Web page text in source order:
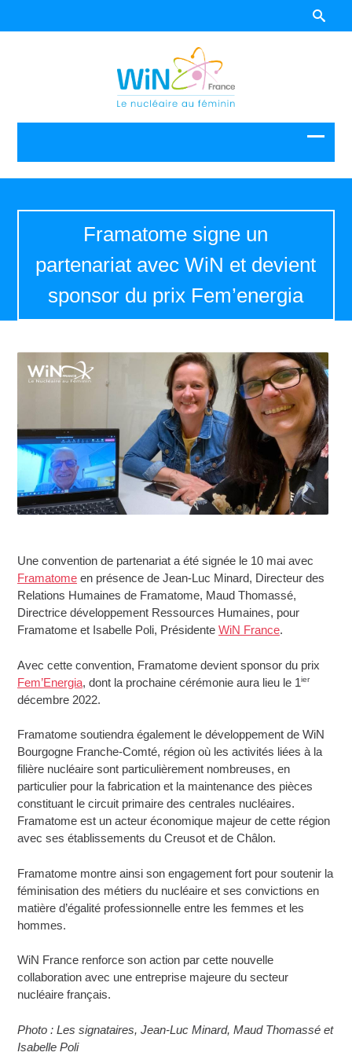
Framatome signe un
partenariat avec WiN et devient
sponsor du prix Fem’energia
Une convention de partenariat a été signée le 10 mai avec
Framatome en présence de Jean-Luc Minard, Directeur des
Relations Humaines de Framatome, Maud Thomassé,
Directrice développement Ressources Humaines, pour
Framatome et Isabelle Poli, PrésidenteWiN France.
Avec cette convention, Framatome devient sponsor du prix
Fem’Energia, dont la prochaine cérémonie aura lieu le 1ier
décembre 2022.
Framatome soutiendra également le développement de WiN
Bourgogne Franche-Comté, région où les activités liées à la
filière nucléaire sont particulièrement nombreuses, en
particulier pour la fabrication et la maintenance des pièces
constituant le circuit primaire des centrales nucléaires.
Framatome est un acteur économique majeur de cette région
avec ses établissements du Creusot et de Châlon.
Framatome montre ainsi son engagement fort pour soutenir la
féminisation des métiers du nucléaire et ses convictions en
matière d’égalité professionnelle entre les femmes et les
hommes.
WiN France renforce son action par cette nouvelle
collaboration avec une entreprise majeure du secteur
nucléaire français.
Photo : Les signataires, Jean-Luc Minard, Maud Thomassé et
Isabelle Poli